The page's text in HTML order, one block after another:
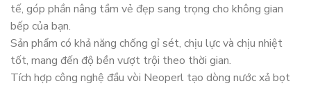
tế, góp phần nâng tầm vẻ đẹp sang trọng cho không gian
bếp của bạn.
Sản phẩm có khả năng chống gỉ sét, chịu lực và chịu nhiệt
tốt, mang đến độ bền vượt trội theo thời gian.
Tích hợp công nghệ đầu vòi Neoperl tạo dòng nước xả bọt